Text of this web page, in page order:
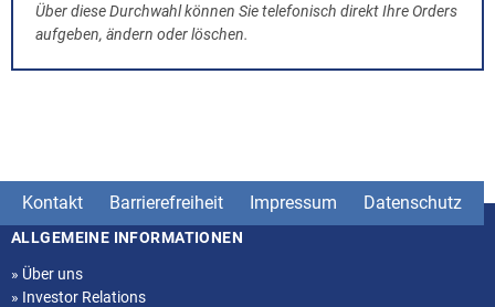
Über diese Durchwahl können Sie telefonisch direkt Ihre Orders
aufgeben, ändern oder löschen.
Kontakt Barrierefreiheit Impressum Datenschutz
Seitenstruktur
ALLGEMEINE INFORMATIONEN
» Über uns
» Investor Relations